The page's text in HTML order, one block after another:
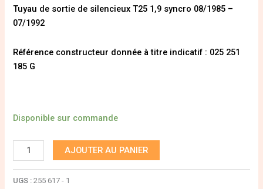
Tuyau de sortie de silencieux T25 1,9 syncro 08/1985 –
07/1992
Référence constructeur donnée à titre indicatif : 025 251
185 G
Disponible sur commande
AJOUTER AU PANIER
UGS :255 617 - 1